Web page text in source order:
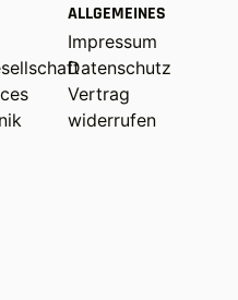
ALLGEMEINES
Impressum
Datenschutz
Vertrag
widerrufen